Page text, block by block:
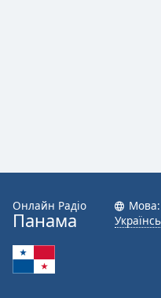
Font
Family
Онлайн Радіо
Панама
Мова: